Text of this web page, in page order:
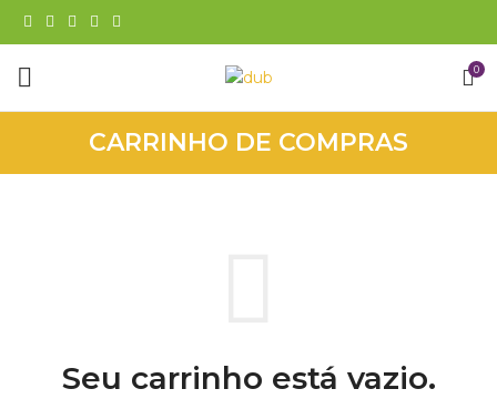
0
CARRINHO DE COMPRAS
Seu carrinho está vazio.